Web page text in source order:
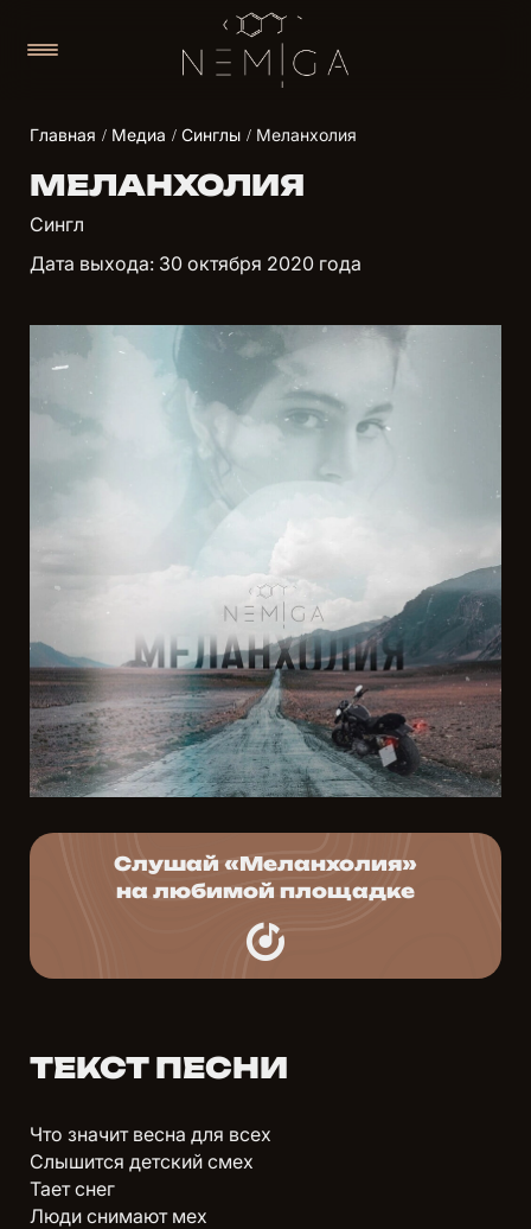
Главная Медиа Синглы Меланхолия
МЕЛАНХОЛИЯ
Сингл
Дата выхода: 30 октября 2020 года
Слушай «Меланхолия»
на любимой площадке
ТЕКСТ ПЕСНИ
Что значит весна для всех
Слышится детский смех
Тает снег
Люди снимают мех